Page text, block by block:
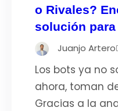
o Rivales?
solución
Juanjo Artero
Los bots ya no
ahora, toman
Gracias a la